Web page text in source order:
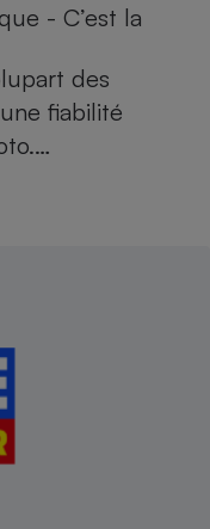
- C’est la
des
fiabilité